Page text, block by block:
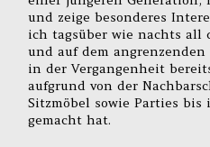
und zeige besonderes
ich tagsüber wie nachts all
und auf dem
in der Vergangenheit
aufgrund von der
Sitzmöbel sowie Parties
gemacht hat.